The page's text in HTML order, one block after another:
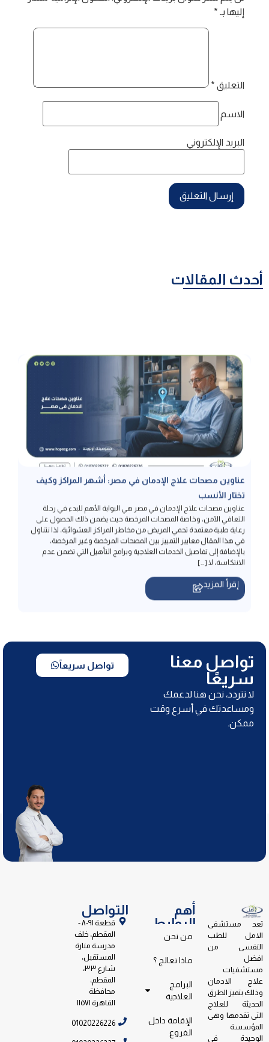
إليها بـ *
التعليق *
الاسم
البريد الإلكتروني
أحدث المقالات
عناوين مصحات علاج الإدمان في مصر: أشهر المراكز وكيف
تختار الأنسب
عناوين مصحات علاج الإدمان في مصر هي البوابة الأهم للبدء في رحلة
التعافي الآمن، وخاصة المصحات المرخصة حيث يضمن ذلك الحصول على
رعاية طبية معتمدة تحمي المريض من مخاطر المراكز العشوائية، لذا نتناول
في هذا المقال معايير التمييز بين المصحات المرخصة وغير المرخصة،
بالإضافة إلى تفاصيل الخدمات العلاجية وبرامج التأهيل التي تضمن عدم
الانتكاسة، لا […]
إقرأ المزيد
تواصل معنا
سريعًا
لا تتردد، نحن هنا لدعمك
ومساعدتك في أسرع وقت
ممكن.
تواصل سريعاً
تعد مستشفى
الامل للطب
النفسى من
افضل
مستشفيات
علاج الادمان
وذلك بتميز الطرق
الحديثة للعلاج
التى تقدمها وهى
المؤسسة
الوحيدة فى
أهم
الروابط
من نحن
ماذا نعالج ؟
البرامج
العلاجية
الإقامة داخل
الفروع
التواصل
قطعة ٨٠٩١ -
المقطم، خلف
مدرسة منارة
المستقبل،
شارع ٣٣،
المقطم،
محافظة
القاهرة ١١٥٧١
01020226226